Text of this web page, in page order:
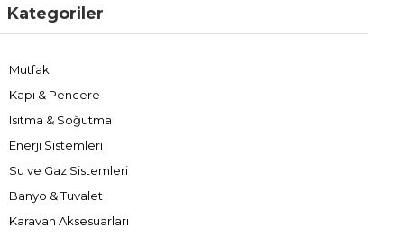
Kategoriler
Mutfak
Kapı & Pencere
Isıtma & Soğutma
Enerji Sistemleri
Su ve Gaz Sistemleri
Banyo & Tuvalet
Karavan Aksesuarları